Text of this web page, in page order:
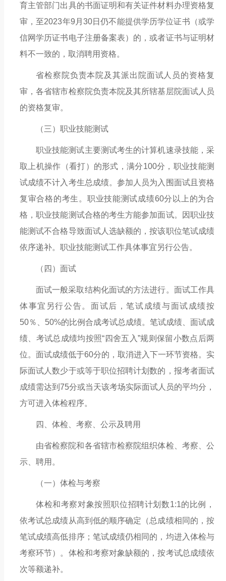
育主管部门出具的书面证明和有关证件材料办理资格复
审，至2023年9月30日仍不能提供学历学位证书（或学
信网学历证书电子注册备案表）的，或者证书与证明材
料不一致的，取消聘用资格。
省检察院负责本院及其派出院面试人员的资格复
审，各省辖市检察院负责本院及其所辖基层院面试人员
的资格复审。
（三） 职业技能测试
职业技能测试主要测试考生的计算机速录技能，采
取上机操作（看打）的形式，满分100分，职业技能测
试成绩不计入考生总成绩。参加人员为入围面试且资格
复审合格的考生。职业技能测试成绩60分以上的为合
格，职业技能测试合格的考生方能参加面试。因职业技
能测试不合格导致面试人选缺额的，按该职位笔试成绩
依序递补。职业技能测试工作具体事宜另行公告。
（四）面试
面试一般采取结构化面试的方法进行。面试工作具
体事宜另行公告。 面试后，笔试成绩与面试成绩按
50％、50%的比例合成考试总成绩。笔试成绩、面试成
绩、考试总成绩均按照“四舍五入”规则保留小数点后两
位。面试成绩低于60分的，取消进入下一环节资格。实
际面试人数少于或等于职位招聘计划数的，报考者面试
成绩需达到75分或当天该考场实际面试人员的平均分，
方可进入体检程序。
四、 体检、考察、公示及聘用
由省检察院和各省辖市检察院组织体检、考察、公
示、聘用。
（一）体检与考察
体检和考察对象按照职位招聘计划数1:1的比例，
依考试总成绩从高到低的顺序确定（总成绩相同的，按
笔试成绩高低排序；笔试成绩仍相同的，均进入体检与
考察环节）。体检和考察对象缺额的，按考试总成绩依
次等额递补。